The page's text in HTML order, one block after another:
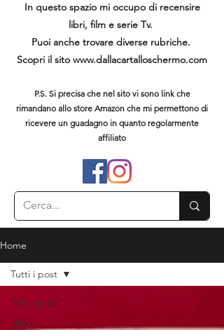
In questo spazio mi occupo di recensire
libri, film e serie Tv.
Puoi anche trovare diverse rubriche.
Scopri il sito www.dallacartalloschermo.com
P.S. Si precisa che nel sito vi sono link che
rimandano allo store Amazon che mi permettono di
ricevere un guadagno in quanto regolarmente
affiliato
Home
Tutti i post
Libro
Tutti i post